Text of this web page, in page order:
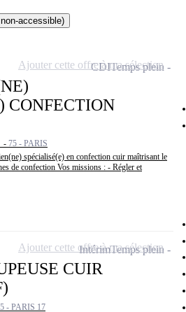
accessible)
CONFECTION
- 75 - PARIS
spécialisé(e) en confection cuir maîtrisant le
de confection Vos missions : - Régler et
CDITemps plein
Ajouter cette offre à ma sélection
CUIR
- PARIS 17
IntérimTemps plein
Ajouter cette offre à ma sélection